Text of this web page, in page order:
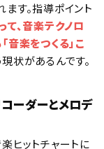
す。指導ポイント
て、音楽テクノロ
音楽をつくる」こ
現状があるんです。
ーダーとメロデ
ヒットチャートに